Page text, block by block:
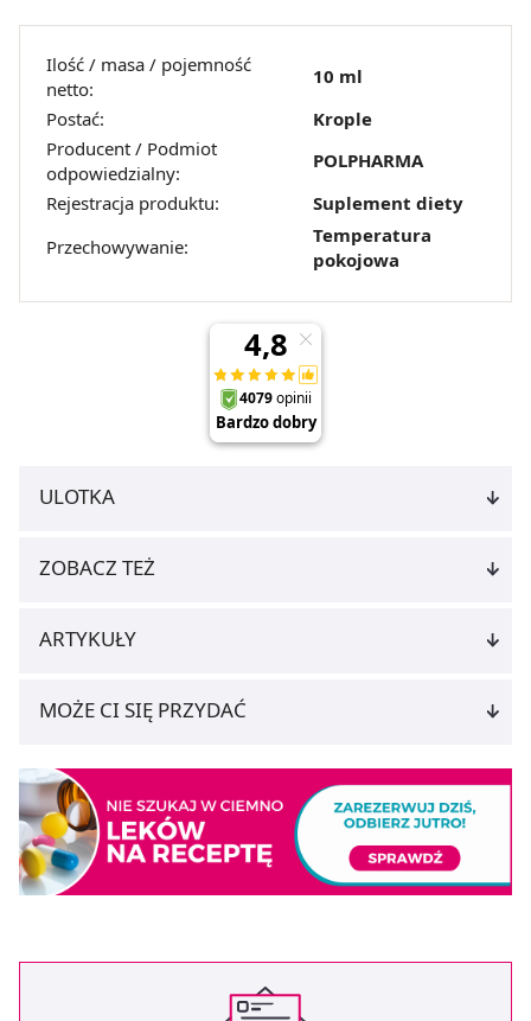
Ilość / masa / pojemność
netto:
10 ml
Postać:
Krople
Producent / Podmiot
odpowiedzialny:
POLPHARMA
Rejestracja produktu:
Suplement diety
Przechowywanie:
Temperatura
pokojowa
ULOTKA
ZOBACZ TEŻ
ARTYKUŁY
MOŻE CI SIĘ PRZYDAĆ